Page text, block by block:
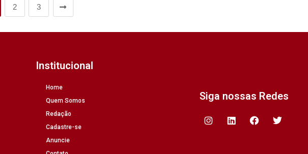
2 3
Institucional
Home
Quem Somos
Redação
Cadastre-se
Anuncie
Siga nossas Redes